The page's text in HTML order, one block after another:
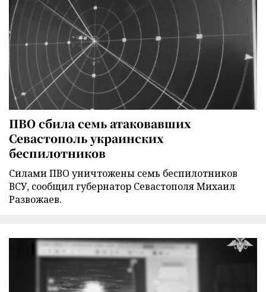
ПВО сбила семь атаковавших
Севастополь украинских
беспилотников
Силами ПВО уничтожены семь беспилотников
ВСУ, сообщил губернатор Севастополя Михаил
Развожаев.